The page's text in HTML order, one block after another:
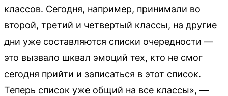
классов. Сегодня, например, принимали во
второй, третий и четвертый классы, на другие
дни уже составляются списки очередности —
это вызвало шквал эмоций тех, кто не смог
сегодня прийти и записаться в этот список.
Теперь список уже общий на все классы», —